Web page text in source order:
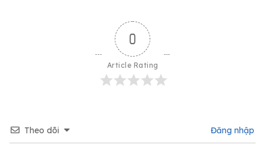
0
Article Rating
Theo dõi Đăng nhập